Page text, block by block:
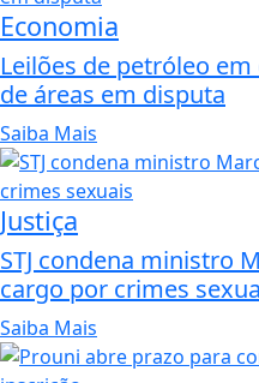
Economia
Leilões de petróleo
de áreas em disputa
Saiba Mais
Justiça
STJ condena ministro
cargo por crimes
Saiba Mais